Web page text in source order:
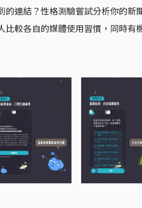
的連結？性格測驗嘗試分析你的新
比較各自的媒體使用習慣，同時有